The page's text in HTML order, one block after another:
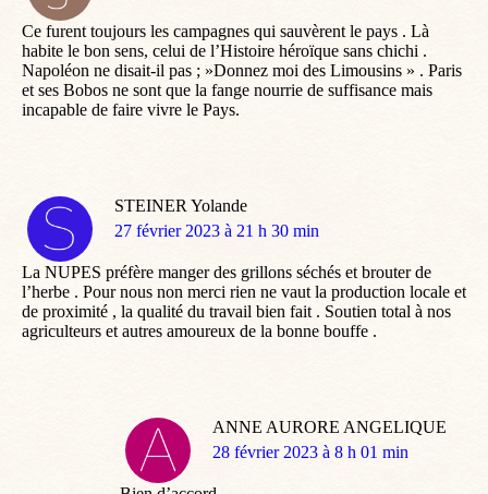
Ce furent toujours les campagnes qui sauvèrent le pays . Là
habite le bon sens, celui de l’Histoire héroïque sans chichi .
Napoléon ne disait-il pas ; »Donnez moi des Limousins » . Paris
et ses Bobos ne sont que la fange nourrie de suffisance mais
incapable de faire vivre le Pays.
STEINER Yolande
dit
27 février 2023 à 21 h 30 min
La NUPES préfère manger des grillons séchés et brouter de
l’herbe . Pour nous non merci rien ne vaut la production locale et
de proximité , la qualité du travail bien fait . Soutien total à nos
agriculteurs et autres amoureux de la bonne bouffe .
ANNE AURORE ANGELIQUE
dit
28 février 2023 à 8 h 01 min